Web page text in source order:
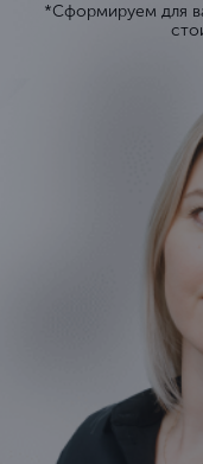
*Сформируем для